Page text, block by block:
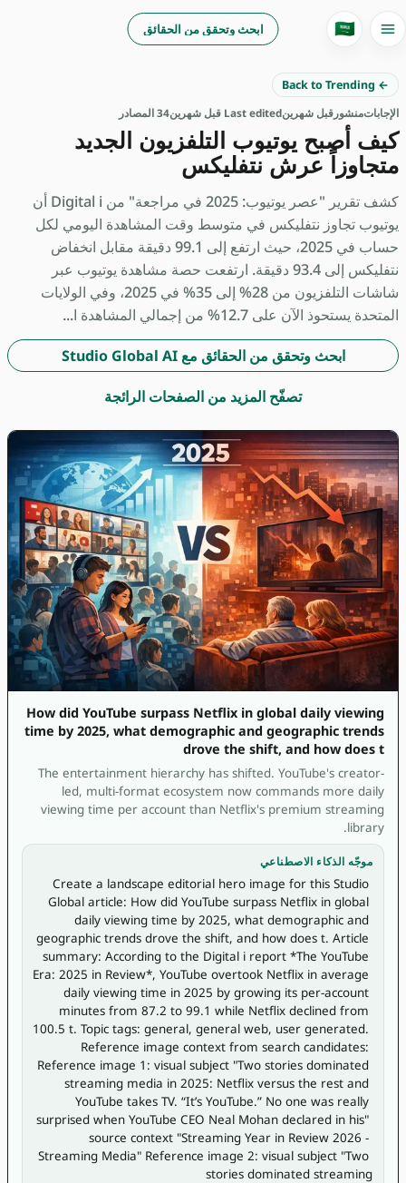
ابحث وتحقق من الحقائق 🇸🇦
← Back to Trending
الإجاباتمنشور قبل شهرينLast edited قبل شهرين 34 المصادر
كيف أصبح يوتيوب التلفزيون الجديد
متجاوزاً عرش نتفليكس
كشف تقرير "عصر يوتيوب: 2025 في مراجعة" من Digital i أن
يوتيوب تجاوز نتفليكس في متوسط وقت المشاهدة اليومي لكل
حساب في 2025، حيث ارتفع إلى 99.1 دقيقة مقابل انخفاض
نتفليكس إلى 93.4 دقيقة. ارتفعت حصة مشاهدة يوتيوب عبر
شاشات التلفزيون من 28% إلى 35% في 2025، وفي الولايات
المتحدة يستحوذ الآن على 12.7% من إجمالي المشاهدة ا...
ابحث وتحقق من الحقائق مع Studio Global AI
تصفّح المزيد من الصفحات الرائجة
How did YouTube surpass Netflix in global daily viewing
time by 2025, what demographic and geographic trends
drove the shift, and how does t
The entertainment hierarchy has shifted. YouTube's creator-
led, multi-format ecosystem now commands more daily
viewing time per account than Netflix's premium streaming
library.
موجّه الذكاء الاصطناعي
Create a landscape editorial hero image for this Studio
Global article: How did YouTube surpass Netflix in global
daily viewing time by 2025, what demographic and
geographic trends drove the shift, and how does t. Article
summary: According to the Digital i report *The YouTube
Era: 2025 in Review*, YouTube overtook Netflix in average
daily viewing time in 2025 by growing its per-account
minutes from 87.2 to 99.1 while Netflix declined from
100.5 t. Topic tags: general, general web, user generated.
Reference image context from search candidates:
Reference image 1: visual subject "Two stories dominated
streaming media in 2025: Netflix versus the rest and
YouTube takes TV. “It’s YouTube.” No one was really
surprised when YouTube CEO Neal Mohan declared in his"
source context "Streaming Year in Review 2026 -
Streaming Media" Reference image 2: visual subject "Two
stories dominated streaming